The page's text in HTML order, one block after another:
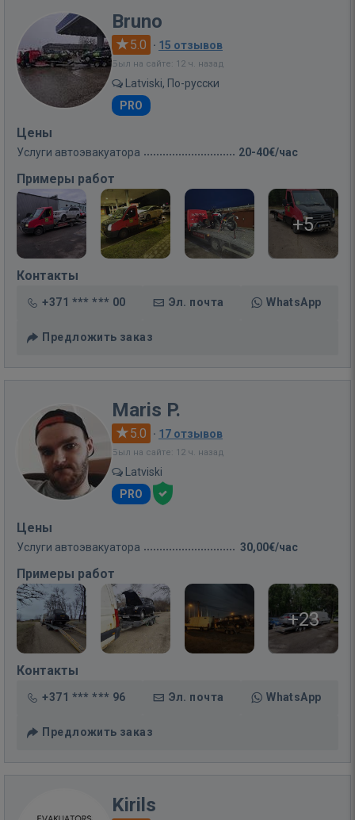
Bruno
5.0 · 15 отзывов
Был на сайте: 12 ч. назад
Latviski, По-русски
PRO
Цены
Услуги автоэвакуатора 20-40€/час
Примеры работ
+5
Контакты
+371 *** *** 00 Эл. почта WhatsApp
Предложить заказ
Maris P.
5.0 · 17 отзывов
Был на сайте: 12 ч. назад
Latviski
PRO
Цены
Услуги автоэвакуатора 30,00€/час
Примеры работ
+23
Контакты
+371 *** *** 96 Эл. почта WhatsApp
Предложить заказ
Kirils